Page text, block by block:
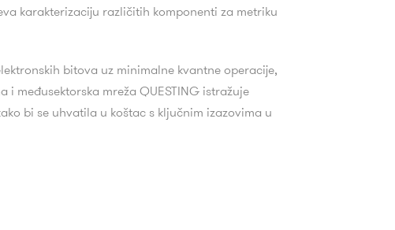
karakterizaciju različitih komponenti za metriku
bitova uz minimalne kvantne operacije,
međusektorska mreža QUESTING istražuje
bi se uhvatila u koštac s ključnim izazovima u